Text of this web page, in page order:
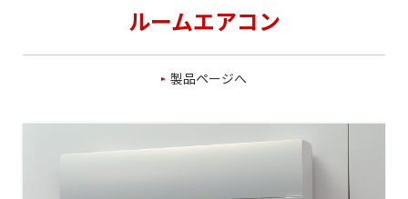
ルームエアコン
製品ページへ